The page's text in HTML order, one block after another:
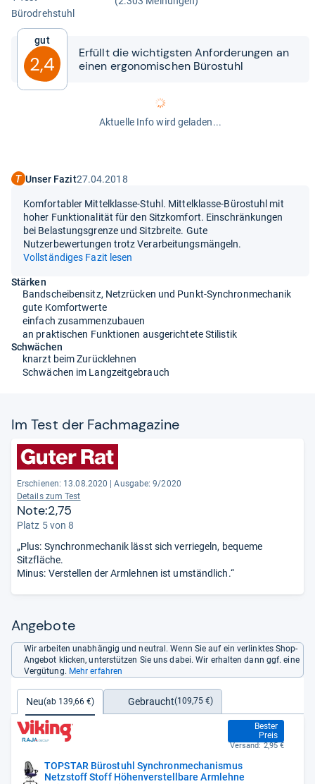
Büro­dreh­stuhl
Gut
2,4
Erfüllt die wich­tigs­ten Anfor­de­run­gen an
einen ergo­no­mi­schen Büro­stuhl
Aktuelle Info wird geladen...
Unser Fazit27.04.2018
Komfortabler Mittelklasse-Stuhl. Mittelklasse-Bürostuhl mit
hoher Funktionalität für den Sitzkomfort. Einschränkungen
bei Belastungsgrenze und Sitzbreite. Gute
Nutzerbewertungen trotz Verarbeitungsmängeln.
Vollständiges Fazit lesen
Stärken
Bandscheibensitz, Netzrücken und Punkt-Synchronmechanik
gute Komfortwerte
einfach zusammenzubauen
an praktischen Funktionen ausgerichtete Stilistik
Schwächen
knarzt beim Zurücklehnen
Schwächen im Langzeitgebrauch
Im Test der Fach­ma­ga­zine
Erschienen: 13.08.2020 | Ausgabe: 9/2020
Details zum Test
Note:2,75
Platz 5 von 8
„Plus: Synchronmechanik lässt sich verriegeln, bequeme
Sitzfläche.
Minus: Verstellen der Armlehnen ist umständlich.“
Angebote
Wir arbeiten unabhängig und neutral. Wenn Sie auf ein verlinktes Shop-
Angebot klicken, unterstützen Sie uns dabei. Wir erhalten dann ggf. eine
Vergütung. Mehr erfahren
Neu(ab 139,66 €) Gebraucht(109,75 €)
TOPSTAR Bürostuhl Synchronmechanismus
Netzstoff Stoff Höhenverstellbare Armlehne
Bester
Preis
139,66 €
Versand: 2,95 €